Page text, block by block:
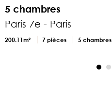
5 chambres
Paris 7e - Paris
200.11m² 7 pièces 5 chambres